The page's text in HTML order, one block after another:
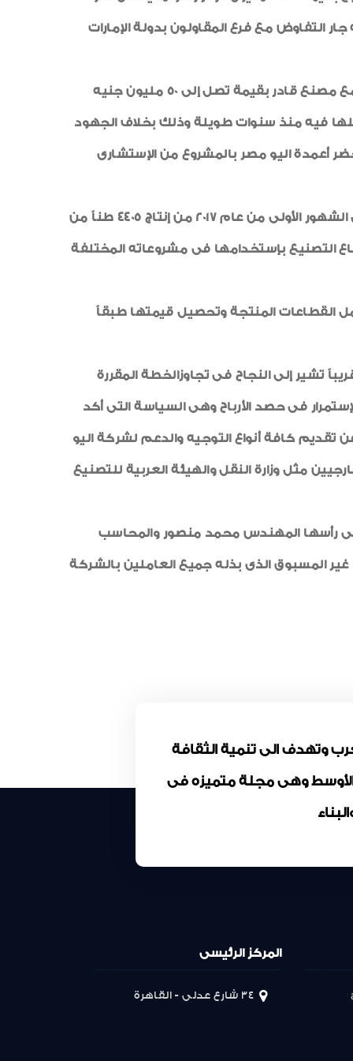
التفاوض مع فرع المقاولون بدولة الإمارات
فى سياق متصل أوضح المهندس عبدالله قابل أنه جار التعاقد على أعمال تخص تطوير عربات سكك حديد مصر مع مصنع قادر بقيمة تصل إلى 50 مليون جنيه
فيه منذ سنوات طويلة وذلك بخلاف الجهود
أعمدة اليو مصر بالمشروع من الإستشارى
إستكمالاً لإلقاء الضوء على مجهودات بقية القطاعات الإنتاجية بالشركة نوه قابل إلى أن قطاع الإنتاج تمكن خلال الشهور الأولى من عام 2017 من إنتاج 4405 طناً من
للتصدير إلى عملاء الشركة الخارجيين بخلاف 199 طناً أخرى قام قطاع التصنيع بإستخدامها فى مشروعاته المختلفة
القطاعات المنتجة وتحصيل قيمتها طبقاً
والإنتهاء منها قريباً تشير إلى النجاح فى تجاوزالخطة المقررة
فى حصد الأرباح وهى السياسة التى أكد
كافة أنواع التوجيه والدعم لشركة اليو
مثل وزارة النقل والهيئة العربية للتصنيع
رأسها المهندس محمد منصور والمحاسب
المسبوق الذى بذله جميع العاملين بالشركة
المقاولون العرب وتهدف الى تنمية الثقافة
الأوسط وهى مجلة متميزه فى
المركز الرئيسى
34 شارع عدلى - القاهرة